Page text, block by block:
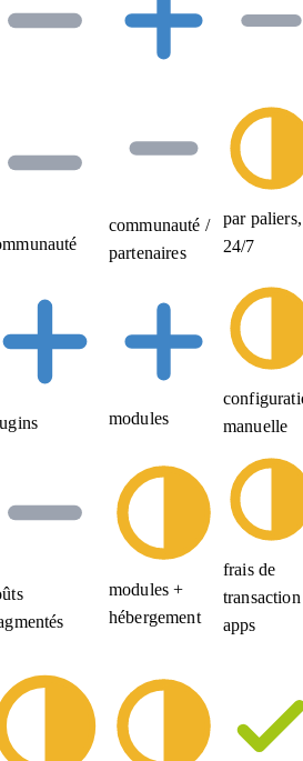
communauté /
partenaires
par paliers,
24/7
modules
manuelle
modules +
hébergement
frais de
apps